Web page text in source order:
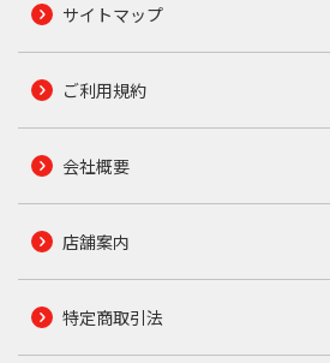
サイトマップ
ご利用規約
会社概要
店舗案内
特定商取引法